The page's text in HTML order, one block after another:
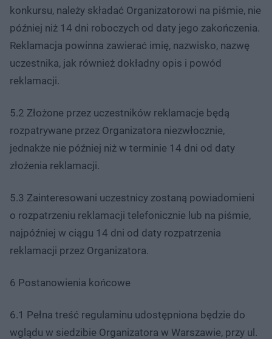
konkursu, należy składać Organizatorowi na piśmie, nie
później niż 14 dni roboczych od daty jego zakończenia.
Reklamacja powinna zawierać imię, nazwisko, nazwę
uczestnika, jak również dokładny opis i powód
reklamacji.
5.2 Złożone przez uczestników reklamacje będą
rozpatrywane przez Organizatora niezwłocznie,
jednakże nie później niż w terminie 14 dni od daty
złożenia reklamacji.
5.3 Zainteresowani uczestnicy zostaną powiadomieni
o rozpatrzeniu reklamacji telefonicznie lub na piśmie,
najpóźniej w ciągu 14 dni od daty rozpatrzenia
reklamacji przez Organizatora.
6 Postanowienia końcowe
6.1 Pełna treść regulaminu udostępniona będzie do
wglądu w siedzibie Organizatora w Warszawie, przy ul.